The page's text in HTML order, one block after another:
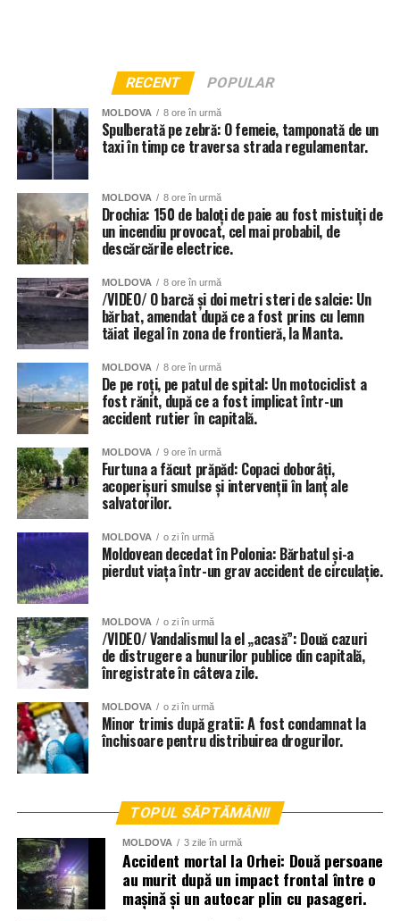
RECENT POPULAR
MOLDOVA 8 ore în urmă
Spulberată pe zebră: O femeie, tamponată de un
taxi în timp ce traversa strada regulamentar.
MOLDOVA 8 ore în urmă
Drochia: 150 de baloți de paie au fost mistuiți de
un incendiu provocat, cel mai probabil, de
descărcările electrice.
MOLDOVA 8 ore în urmă
/VIDEO/ O barcă și doi metri steri de salcie: Un
bărbat, amendat după ce a fost prins cu lemn
tăiat ilegal în zona de frontieră, la Manta.
MOLDOVA 8 ore în urmă
De pe roți, pe patul de spital: Un motociclist a
fost rănit, după ce a fost implicat într-un
accident rutier în capitală.
MOLDOVA 9 ore în urmă
Furtuna a făcut prăpăd: Copaci doborâți,
acoperișuri smulse și intervenții în lanț ale
salvatorilor.
MOLDOVA o zi în urmă
Moldovean decedat în Polonia: Bărbatul și-a
pierdut viața într-un grav accident de circulație.
MOLDOVA o zi în urmă
/VIDEO/ Vandalismul la el „acasă”: Două cazuri
de distrugere a bunurilor publice din capitală,
înregistrate în câteva zile.
MOLDOVA o zi în urmă
Minor trimis după gratii: A fost condamnat la
închisoare pentru distribuirea drogurilor.
TOPUL SĂPTĂMÂNII
MOLDOVA 3 zile în urmă
Accident mortal la Orhei: Două persoane
au murit după un impact frontal între o
mașină și un autocar plin cu pasageri.